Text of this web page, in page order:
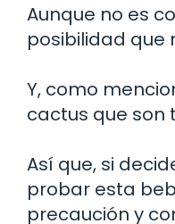
Aunque no es
posibilidad que
Y, como
cactus que son
Así que, si
probar esta
precaución y